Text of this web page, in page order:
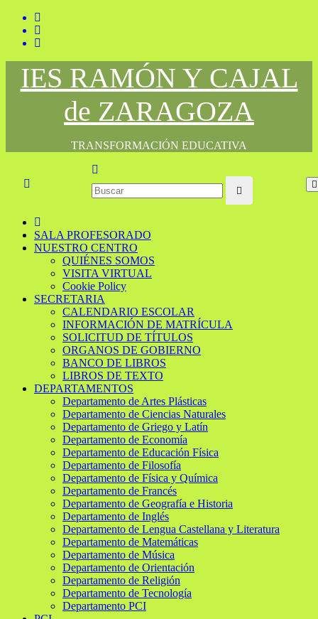
Saltar
contenido
IES RAMÓN Y CAJAL
de ZARAGOZA
TRANSFORMACIÓN EDUCATIVA
SALA PROFESORADO
NUESTRO CENTRO
QUIÉNES SOMOS
VISITA VIRTUAL
Cookie Policy
SECRETARIA
CALENDARIO ESCOLAR
INFORMACIÓN DE MATRÍCULA
SOLICITUD DE TÍTULOS
ORGANOS DE GOBIERNO
BANCO DE LIBROS
LIBROS DE TEXTO
DEPARTAMENTOS
Departamento de Artes Plásticas
Departamento de Ciencias Naturales
Departamento de Griego y Latín
Departamento de Economía
Departamento de Educación Física
Departamento de Filosofía
Departamento de Física y Química
Departamento de Francés
Departamento de Geografía e Historia
Departamento de Inglés
Departamento de Lengua Castellana y Literatura
Departamento de Matemáticas
Departamento de Música
Departamento de Orientación
Departamento de Religión
Departamento de Tecnología
Departamento PCI